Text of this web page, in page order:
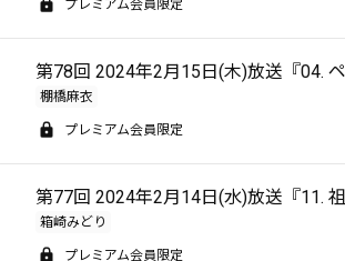
プレミアム会員限定
第78回 2024年2月15日(木)放送『04.
棚橋麻衣
プレミアム会員限定
第77回 2024年2月14日(水)放送『11. 祖
箱崎みどり
プレミアム会員限定